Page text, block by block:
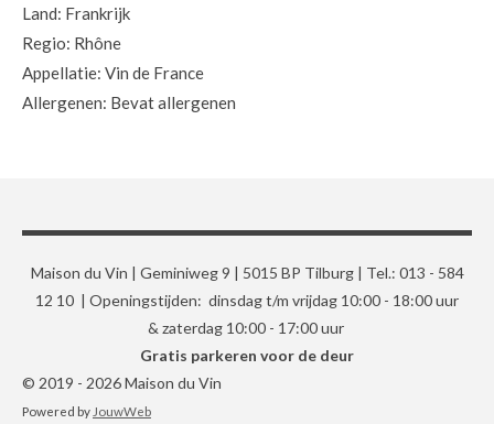
Land: Frankrijk
Regio: Rhône
Appellatie: Vin de France
Allergenen: Bevat allergenen
Maison du Vin | Geminiweg 9 | 5015 BP Tilburg | Tel.: 013 - 584
12 10 | Openingstijden: dinsdag t/m vrijdag 10:00 - 18:00 uur
& zaterdag 10:00 - 17:00 uur
Gratis parkeren voor de deur
© 2019 - 2026 Maison du Vin
Powered by JouwWeb